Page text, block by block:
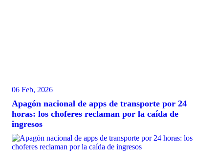
06 Feb, 2026
Apagón nacional de apps de transporte por 24
horas: los choferes reclaman por la caída de
ingresos